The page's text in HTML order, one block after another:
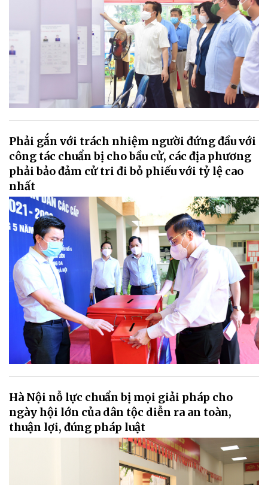
Phải gắn với trách nhiệm người đứng đầu với
công tác chuẩn bị cho bầu cử, các địa phương
phải bảo đảm cử tri đi bỏ phiếu với tỷ lệ cao
nhất
Hà Nội nỗ lực chuẩn bị mọi giải pháp cho
ngày hội lớn của dân tộc diễn ra an toàn,
thuận lợi, đúng pháp luật